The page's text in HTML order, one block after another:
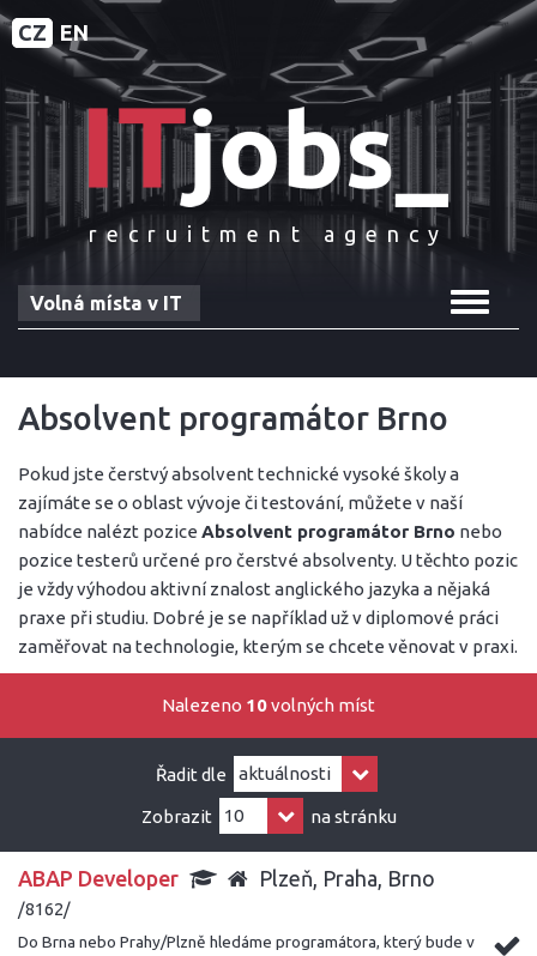
CZ EN
recruitment agency
Toggle
Volná místa v IT
Absolvent programátor Brno
Pokud jste čerstvý absolvent technické vysoké školy a
zajímáte se o oblast vývoje či testování, můžete v naší
nabídce nalézt pozice Absolvent programátor Brno nebo
pozice testerů určené pro čerstvé absolventy. U těchto pozic
je vždy výhodou aktivní znalost anglického jazyka a nějaká
praxe při studiu. Dobré je se například už v diplomové práci
zaměřovat na technologie, kterým se chcete věnovat v praxi.
Nalezeno 10volných míst
Řadit dle
Zobrazit na stránku
ABAP Developer Plzeň, Praha, Brno
/8162/
Do Brna nebo Prahy/Plzně hledáme programátora, který bude v